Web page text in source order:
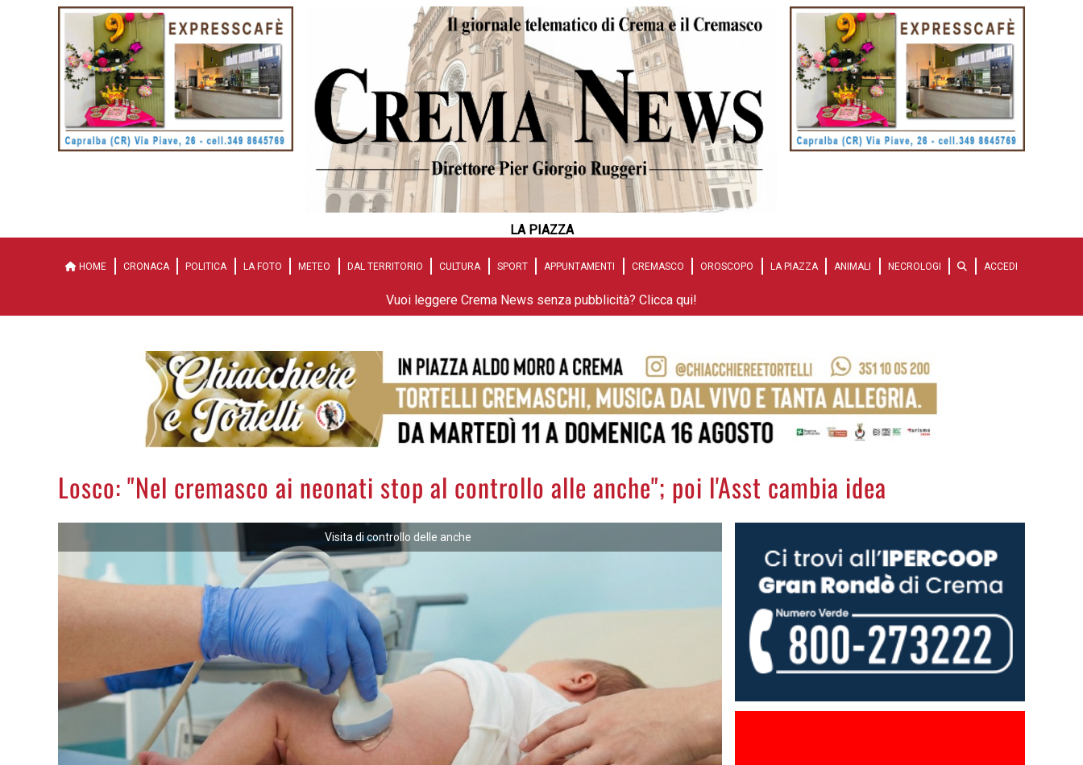
LA PIAZZA
HOME CRONACA POLITICA LA FOTO METEO DAL TERRITORIO CULTURA SPORT APPUNTAMENTI CREMASCO OROSCOPO LA PIAZZA ANIMALI NECROLOGI ACCEDI
Vuoi leggere Crema News senza pubblicità? Clicca qui!
Losco: "Nel cremasco ai neonati stop al controllo alle anche"; poi l'Asst cambia idea
Visita di controllo delle anche